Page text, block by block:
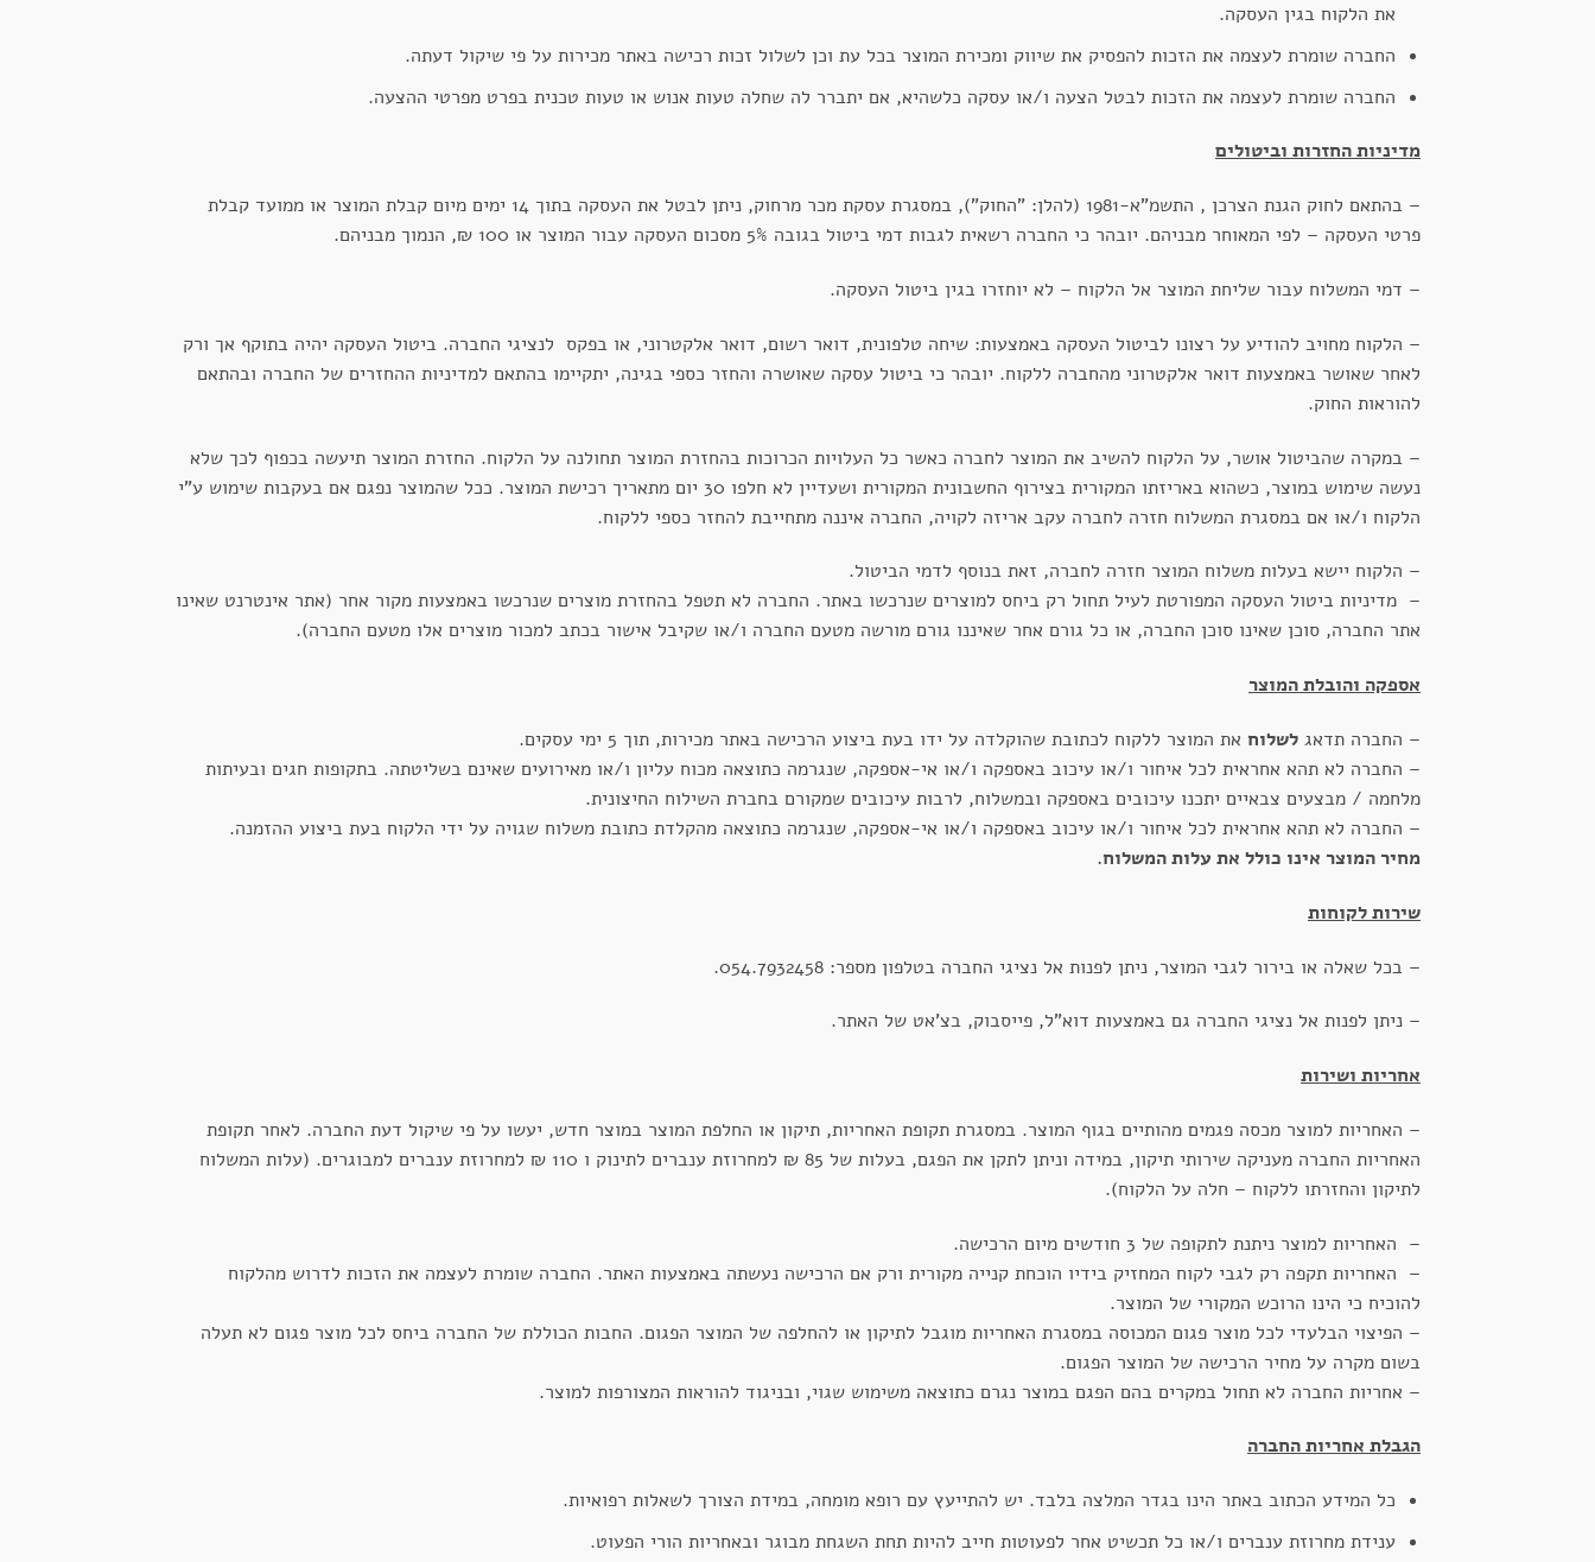
את הלקוח בגין העסקה.
החברה שומרת לעצמה את הזכות להפסיק את שיווק ומכירת המוצר בכל עת וכן לשלול זכות רכישה באתר מכירות על פי שיקול דעתה.
החברה שומרת לעצמה את הזכות לבטל הצעה ו/או עסקה כלשהיא, אם יתברר לה שחלה טעות אנוש או טעות טכנית בפרט מפרטי ההצעה.
מדיניות החזרות וביטולים
– בהתאם לחוק הגנת הצרכן , התשמ"א-1981 (להלן: "החוק"), במסגרת עסקת מכר מרחוק, ניתן לבטל את העסקה בתוך 14 ימים מיום קבלת המוצר או ממועד קבלת
פרטי העסקה – לפי המאוחר מבניהם. יובהר כי החברה רשאית לגבות דמי ביטול בגובה 5% מסכום העסקה עבור המוצר או 100 ₪, הנמוך מבניהם.
– דמי המשלוח עבור שליחת המוצר אל הלקוח – לא יוחזרו בגין ביטול העסקה.
– הלקוח מחויב להודיע על רצונו לביטול העסקה באמצעות: שיחה טלפונית, דואר רשום, דואר אלקטרוני, או בפקס לנציגי החברה. ביטול העסקה יהיה בתוקף אך ורק
לאחר שאושר באמצעות דואר אלקטרוני מהחברה ללקוח. יובהר כי ביטול עסקה שאושרה והחזר כספי בגינה, יתקיימו בהתאם למדיניות ההחזרים של החברה ובהתאם
להוראות החוק.
– במקרה שהביטול אושר, על הלקוח להשיב את המוצר לחברה כאשר כל העלויות הכרוכות בהחזרת המוצר תחולנה על הלקוח. החזרת המוצר תיעשה בכפוף לכך שלא
נעשה שימוש במוצר, כשהוא באריזתו המקורית בצירוף החשבונית המקורית ושעדיין לא חלפו 30 יום מתאריך רכישת המוצר. ככל שהמוצר נפגם אם בעקבות שימוש ע"י
הלקוח ו/או אם במסגרת המשלוח חזרה לחברה עקב אריזה לקויה, החברה איננה מתחייבת להחזר כספי ללקוח.
– הלקוח יישא בעלות משלוח המוצר חזרה לחברה, זאת בנוסף לדמי הביטול.
– מדיניות ביטול העסקה המפורטת לעיל תחול רק ביחס למוצרים שנרכשו באתר. החברה לא תטפל בהחזרת מוצרים שנרכשו באמצעות מקור אחר (אתר אינטרנט שאינו
אתר החברה, סוכן שאינו סוכן החברה, או כל גורם אחר שאיננו גורם מורשה מטעם החברה ו/או שקיבל אישור בכתב למכור מוצרים אלו מטעם החברה).
אספקה והובלת המוצר
– החברה תדאג לשלוח את המוצר ללקוח לכתובת שהוקלדה על ידו בעת ביצוע הרכישה באתר מכירות, תוך 5 ימי עסקים.
– החברה לא תהא אחראית לכל איחור ו/או עיכוב באספקה ו/או אי-אספקה, שנגרמה כתוצאה מכוח עליון ו/או מאירועים שאינם בשליטתה. בתקופות חגים ובעיתות
מלחמה / מבצעים צבאיים יתכנו עיכובים באספקה ובמשלוח, לרבות עיכובים שמקורם בחברת השילוח החיצונית.
– החברה לא תהא אחראית לכל איחור ו/או עיכוב באספקה ו/או אי-אספקה, שנגרמה כתוצאה מהקלדת כתובת משלוח שגויה על ידי הלקוח בעת ביצוע ההזמנה.
מחיר המוצר אינו כולל את עלות המשלוח.
שירות לקוחות
– בכל שאלה או בירור לגבי המוצר, ניתן לפנות אל נציגי החברה בטלפון מספר: 054.7932458.
– ניתן לפנות אל נציגי החברה גם באמצעות דוא"ל, פייסבוק, בצ'אט של האתר.
אחריות ושירות
– האחריות למוצר מכסה פגמים מהותיים בגוף המוצר. במסגרת תקופת האחריות, תיקון או החלפת המוצר במוצר חדש, יעשו על פי שיקול דעת החברה. לאחר תקופת
האחריות החברה מעניקה שירותי תיקון, במידה וניתן לתקן את הפגם, בעלות של 85 ₪ למחרוזת ענברים לתינוק ו 110 ₪ למחרוזת ענברים למבוגרים. (עלות המשלוח
לתיקון והחזרתו ללקוח – חלה על הלקוח).
– האחריות למוצר ניתנת לתקופה של 3 חודשים מיום הרכישה.
– האחריות תקפה רק לגבי לקוח המחזיק בידיו הוכחת קנייה מקורית ורק אם הרכישה נעשתה באמצעות האתר. החברה שומרת לעצמה את הזכות לדרוש מהלקוח
להוכיח כי הינו הרוכש המקורי של המוצר.
– הפיצוי הבלעדי לכל מוצר פגום המכוסה במסגרת האחריות מוגבל לתיקון או להחלפה של המוצר הפגום. החבות הכוללת של החברה ביחס לכל מוצר פגום לא תעלה
בשום מקרה על מחיר הרכישה של המוצר הפגום.
– אחריות החברה לא תחול במקרים בהם הפגם במוצר נגרם כתוצאה משימוש שגוי, ובניגוד להוראות המצורפות למוצר.
הגבלת אחריות החברה
כל המידע הכתוב באתר הינו בגדר המלצה בלבד. יש להתייעץ עם רופא מומחה, במידת הצורך לשאלות רפואיות.
ענידת מחרוזת ענברים ו/או כל תכשיט אחר לפעוטות חייב להיות תחת השגחת מבוגר ובאחריות הורי הפעוט.